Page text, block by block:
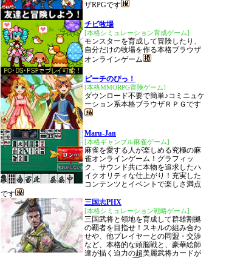
ザRPGです
チビ牧場
[本格シミュレーション育成ゲーム]
モンスターを育成して冒険したり、
自分だけの牧場を作る本格ブラウザ
オンラインゲーム
ピーチのぴっ！
[本格MMORPG冒険ゲーム]
ダウンロード不要で簡単♪コミニュケ
ーション系本格ブラウザＲＰＧです
Maru-Jan
[本格ギャンブル麻雀ゲーム]
麻雀を愛する人が楽しめる究極の麻
雀オンラインゲーム！グラフィッ
ク、サウンド共に本物を追求したハ
イクオリティな仕上がり！充実した
コンテンツとイベントで楽しさ満点
です
三国志PHX
[本格シミュレーション戦略ゲーム]
三国武将と領地を育成して群雄割拠
の覇者を目指せ！スキルの組み合わ
せや、他プレイヤーとの同盟・交渉
など、本格的な頭脳戦と、豪華絵師
達が描く迫力の超美麗武将カードが